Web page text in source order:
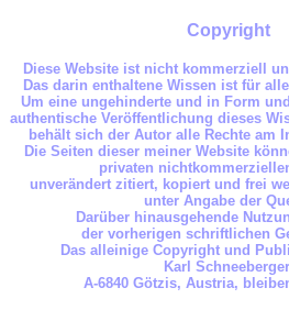
Copyright
Diese Website ist nicht kommerziell
Das darin enthaltene Wissen ist für
Um eine ungehinderte und in Form
authentische Veröffentlichung dieses
behält sich der Autor alle Rechte am
Die Seiten dieser meiner Website
privaten
unverändert zitiert, kopiert und frei
unter Angabe der
Darüber hinausgehende
der vorherigen schriftlichen
Das alleinige Copyright und
Karl
A-6840 Götzis, Austria,